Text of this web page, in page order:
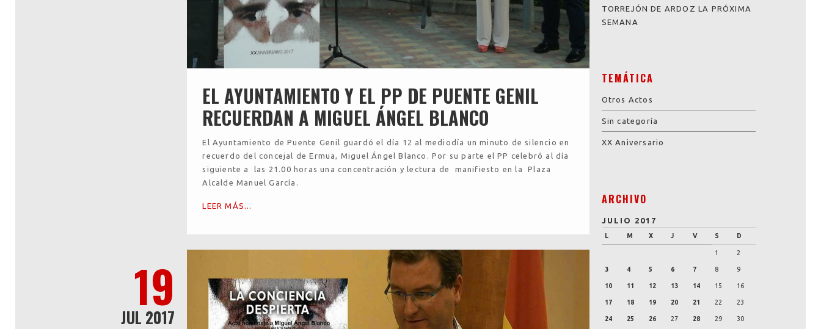
EL AYUNTAMIENTO Y EL PP DE PUENTE GENIL
RECUERDAN A MIGUEL ÁNGEL BLANCO
El Ayuntamiento de Puente Genil guardó el día 12 al mediodía un minuto de silencio en
recuerdo del concejal de Ermua, Miguel Ángel Blanco. Por su parte el PP celebró al día
siguiente a las 21.00 horas una concentración y lectura de manifiesto en la Plaza
Alcalde Manuel García.
LEER MÁS...
19
JUL 2017
TORREJÓN DE ARDOZ LA PRÓXIMA
SEMANA
TEMÁTICA
Otros Actos
Sin categoría
XX Aniversario
ARCHIVO
JULIO 2017
L M X J V S D
1 2
3 4 5 6 7 8 9
10 11 12 13 14 15 16
17 18 19 20 21 22 23
24 25 26 27 28 29 30